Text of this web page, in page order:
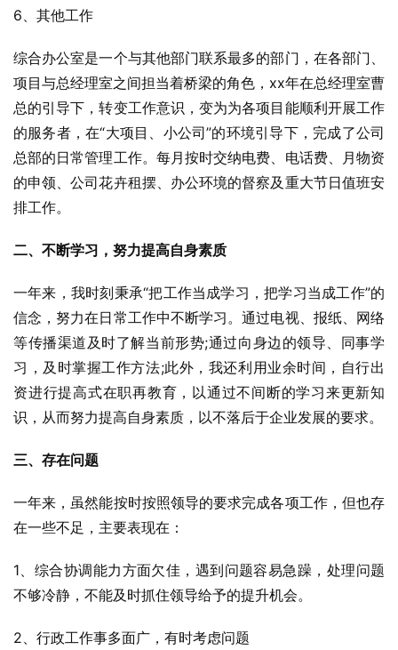
6、其他工作
综合办公室是一个与其他部门联系最多的部门，在各部门、
项目与总经理室之间担当着桥梁的角色，xx年在总经理室曹
总的引导下，转变工作意识，变为为各项目能顺利开展工作
的服务者，在“大项目、小公司”的环境引导下，完成了公司
总部的日常管理工作。每月按时交纳电费、电话费、月物资
的申领、公司花卉租摆、办公环境的督察及重大节日值班安
排工作。
二、不断学习，努力提高自身素质
一年来，我时刻秉承“把工作当成学习，把学习当成工作”的
信念，努力在日常工作中不断学习。通过电视、报纸、网络
等传播渠道及时了解当前形势;通过向身边的领导、同事学
习，及时掌握工作方法;此外，我还利用业余时间，自行出
资进行提高式在职再教育，以通过不间断的学习来更新知
识，从而努力提高自身素质，以不落后于企业发展的要求。
三、存在问题
一年来，虽然能按时按照领导的要求完成各项工作，但也存
在一些不足，主要表现在：
1、综合协调能力方面欠佳，遇到问题容易急躁，处理问题
不够冷静，不能及时抓住领导给予的提升机会。
2、行政工作事多面广，有时考虑问题